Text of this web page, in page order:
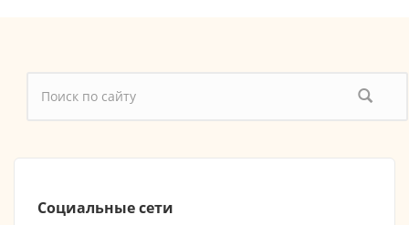
Форма поиска
Социальные сети